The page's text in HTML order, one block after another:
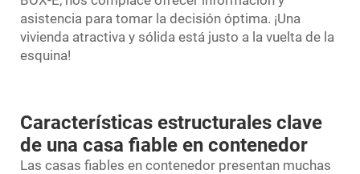
asistencia para tomar la decisión óptima. ¡Una
vivienda atractiva y sólida está justo a la vuelta de la
esquina!
Características estructurales clave
de una casa fiable en contenedor
Las casas fiables en contenedor presentan muchas